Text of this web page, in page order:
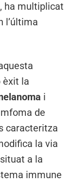
ha multiplicat
l’última
èxit la
i
de
caracteritza
la via
a la
immune